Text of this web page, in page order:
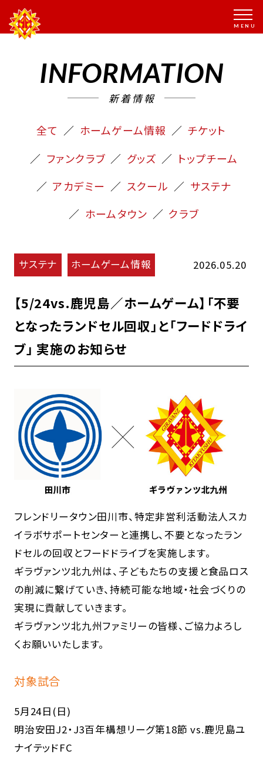
INFORMATION
新着情報
全て ホームゲーム情報
チケット
ファンクラブ
グッズ
トップチーム
アカデミー
スクール
サステナ
ホームタウン
クラブ
サステナ ホームゲーム情報 2026.05.20
【5/24vs.鹿児島／ホームゲーム】「不要
となったランドセル回収」と「フードドライ
ブ」 実施のお知らせ
フレンドリータウン田川市、特定非営利活動法人スカ
イラボサポートセンターと連携し、不要となったラン
ドセルの回収とフードドライブを実施します。
ギラヴァンツ北九州は、子どもたちの支援と食品ロス
の削減に繋げていき、持続可能な地域・社会づくりの
実現に貢献していきます。
ギラヴァンツ北九州ファミリーの皆様、ご協力よろし
くお願いいたします。
対象試合
5月24日(日)
明治安田J2・J3百年構想リーグ第18節 vs.鹿児島ユ
ナイテッドFC